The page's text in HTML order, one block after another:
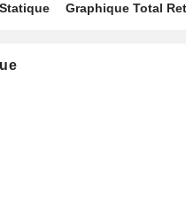
Graphique Total